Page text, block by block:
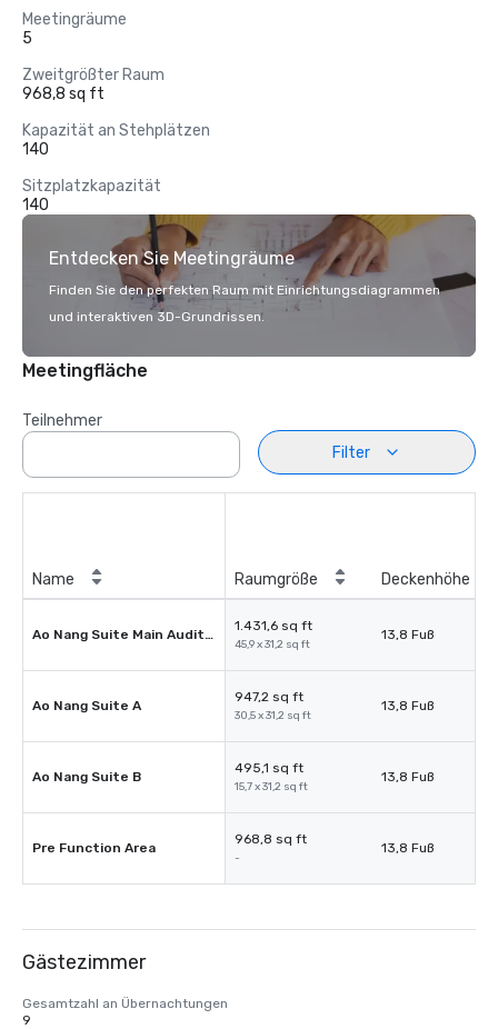
Meetingräume
5
Zweitgrößter Raum
968,8 sq ft
Kapazität an Stehplätzen
140
Sitzplatzkapazität
140
Entdecken Sie Meetingräume
Finden Sie den perfekten Raum mit Einrichtungsdiagrammen
und interaktiven 3D-Grundrissen.
Meetingfläche
Teilnehmer
Filter
Name Raumgröße Deckenhöhe
Ao Nang Suite Main Auditorium
1.431,6 sq ft
45,9 x 31,2 sq ft
13,8 Fuß
Ao Nang Suite A
947,2 sq ft
30,5 x 31,2 sq ft
13,8 Fuß
Ao Nang Suite B
495,1 sq ft
15,7 x 31,2 sq ft
13,8 Fuß
Pre Function Area
968,8 sq ft
-
13,8 Fuß
Gästezimmer
Gesamtzahl an Übernachtungen
9